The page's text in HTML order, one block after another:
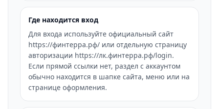
Где находится вход
Для входа используйте официальный сайт
https://финтерра.рф/ или отдельную страницу
авторизации https://лк.финтерра.рф/login.
Если прямой ссылки нет, раздел с аккаунтом
обычно находится в шапке сайта, меню или на
странице оформления.